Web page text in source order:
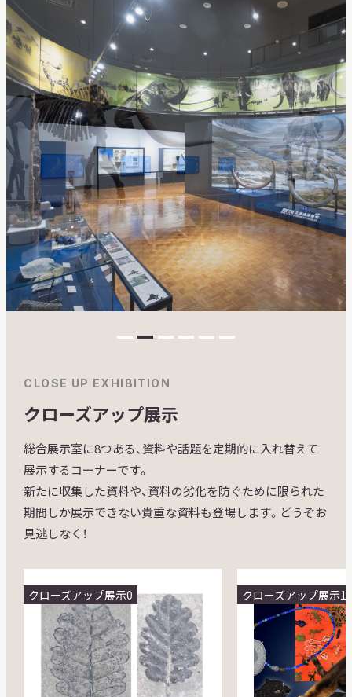
CLOSE UP EXHIBITION
クローズアップ展示
総合展⽰室に8つある、資料や話題を定期的に⼊れ替えて
展⽰するコーナーです。
新たに収集した資料や、資料の劣化を防ぐために限られた
期間しか展⽰できない貴重な資料も登場します。どうぞお
⾒逃しなく！
クローズアップ展示0 クローズアップ展示1